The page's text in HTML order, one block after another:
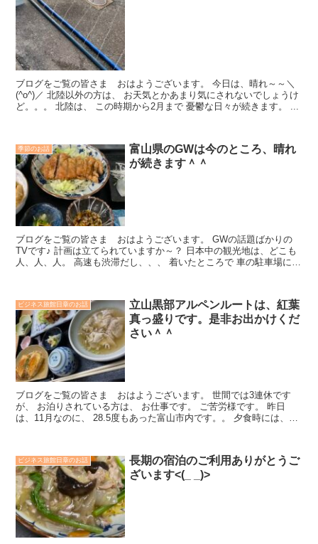
ブログをご覧の皆さま おはようございます。 今日は、晴れ～～＼
(^o^)／ 北陸以外の方は、 お天気とかあまり気にされないでしょうけ
季節のお話
富山県のGWは今のところ、晴れ
が続きます＾＾
ブログをご覧の皆さま おはようございます。 GWの話題ばかりの
TVです♪ 計画は立てられていますか～？ 日本中の観光地は、どこも
人、人、人。 高速も渋滞だし、、、 着いたところで 車の駐車場に入
ビジネス旅館日章のお話
立山黒部アルペンルートは、紅葉
真っ盛りです。是非お出かけくだ
さい＾＾
ブログをご覧の皆さま おはようございます。 世間では3連休です
が、 お泊りされている方は、 お仕事です。 ご苦労様です。 昨日
は、11月なのに、 28.5度もあった富山市内です。。 夕食時には、食
ビジネス旅館日章のお話
長期の宿泊のご利用ありがとうご
ざいます<(_ _)>